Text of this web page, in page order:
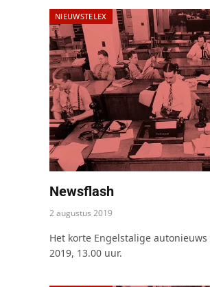
NIEUWSTELEX
Newsflash
2 augustus 2019
Het korte Engelstalige
2019, 13.00 uur.